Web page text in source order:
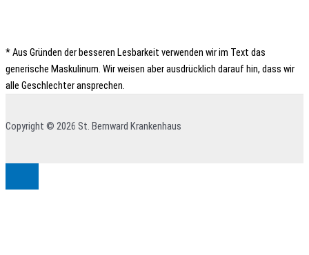
* Aus Gründen der besseren Lesbarkeit verwenden wir im Text das
generische Maskulinum. Wir weisen aber ausdrücklich darauf hin, dass wir
alle Geschlechter ansprechen.
Copyright © 2026 St. Bernward Krankenhaus